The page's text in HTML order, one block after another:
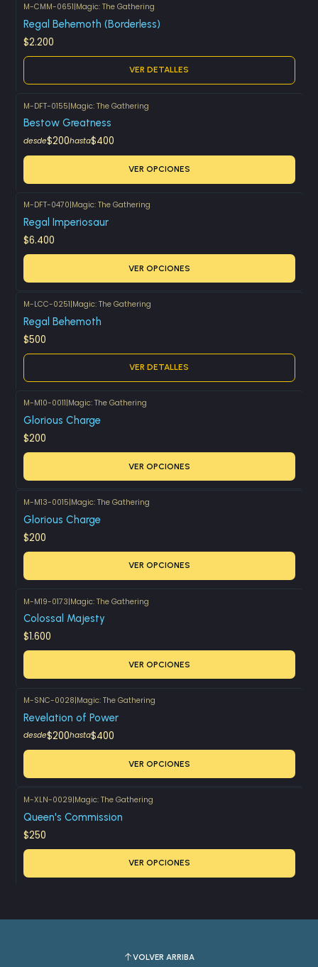
Agotado
M-CMM-0651|Magic: The Gathering
Regal Behemoth (Borderless)
$2.200
VER DETALLES
M-DFT-0155|Magic: The Gathering
Bestow Greatness
desde$200hasta$400
VER OPCIONES
M-DFT-0470|Magic: The Gathering
Regal Imperiosaur
$6.400
VER OPCIONES
Agotado
M-LCC-0251|Magic: The Gathering
Regal Behemoth
$500
VER DETALLES
M-M10-0011|Magic: The Gathering
Glorious Charge
$200
VER OPCIONES
M-M13-0015|Magic: The Gathering
Glorious Charge
$200
VER OPCIONES
M-M19-0173|Magic: The Gathering
Colossal Majesty
$1.600
VER OPCIONES
M-SNC-0028|Magic: The Gathering
Revelation of Power
desde$200hasta$400
VER OPCIONES
M-XLN-0029|Magic: The Gathering
Queen's Commission
$250
VER OPCIONES
VOLVER ARRIBA